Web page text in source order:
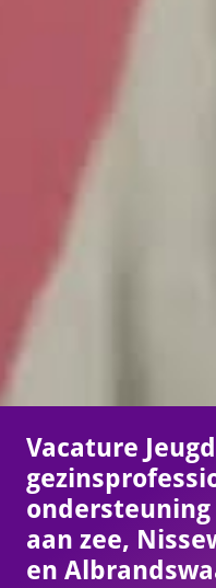
Vacature
aan zee,
en